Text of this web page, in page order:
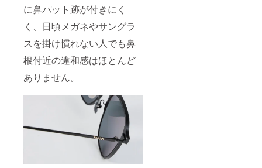
に鼻パット跡が付きにく
く、日頃メガネやサングラ
スを掛け慣れない人でも鼻
根付近の違和感はほとんど
ありません。